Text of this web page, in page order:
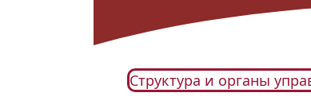
Структура и органы